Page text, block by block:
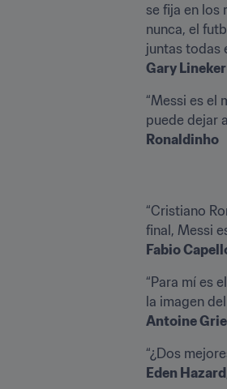
se fija en los
nunca, el
Gary Lineker
“Messi es el
Ronaldinho
“Cristiano
Fabio
“Para mí es
Antoine
Eden Hazard